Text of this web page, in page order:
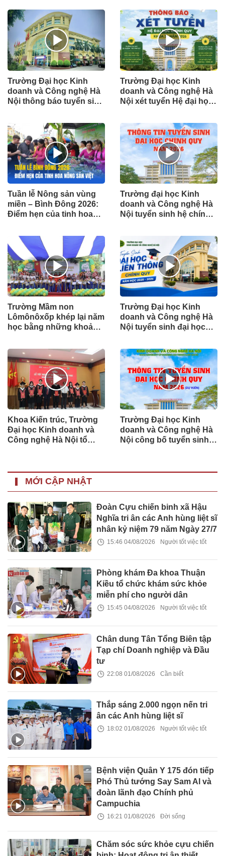
học hệ chính quy các
ngành Thiết kế đồ họa,
Thiết kế nội thất
Trường Đại học Kinh
doanh và Công nghệ Hà
Nội thông báo tuyển sinh
Trường Đại học Kinh
doanh và Công nghệ Hà
Nội xét tuyển Hệ đại học
2026
Tuần lễ Nông sản vùng
miền – Bình Đông 2026:
Điểm hẹn của tinh hoa
Trường đại học Kinh
doanh và Công nghệ Hà
Nội tuyển sinh hệ chính
Trường Mầm non
Lômônôxốp khép lại năm
học bằng những khoảnh
Trường Đại học Kinh
doanh và Công nghệ Hà
Nội tuyển sinh đại học
học 2025 – 2026
Khoa Kiến trúc, Trường
Đại học Kinh doanh và
Công nghệ Hà Nội tổ
Trường Đại học Kinh
doanh và Công nghệ Hà
Nội công bố tuyển sinh
MỚI CẬP NHẬT
Đoàn Cựu chiến binh xã Hậu
Nghĩa tri ân các Anh hùng liệt sĩ
nhân kỷ niệm 79 năm Ngày 27/7
15:46 04/08/2026 Người tốt việc tốt
Phòng khám Đa khoa Thuận
Kiều tổ chức khám sức khỏe
miễn phí cho người dân
15:45 04/08/2026 Người tốt việc tốt
Chân dung Tân Tổng Biên tập
Tạp chí Doanh nghiệp và Đầu
tư
22:08 01/08/2026 Cần biết
Thắp sáng 2.000 ngọn nến tri
ân các Anh hùng liệt sĩ
18:02 01/08/2026 Người tốt việc tốt
Bệnh viện Quân Y 175 đón tiếp
Phó Thủ tướng Say Sam Al và
đoàn lãnh đạo Chính phủ
Campuchia
16:21 01/08/2026 Đời sống
Chăm sóc sức khỏe cựu chiến